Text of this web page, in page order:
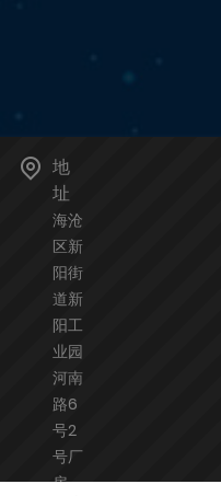
地
址
海沧
区新
阳街
道新
阳工
业园
河南
路6
号2
号厂
房